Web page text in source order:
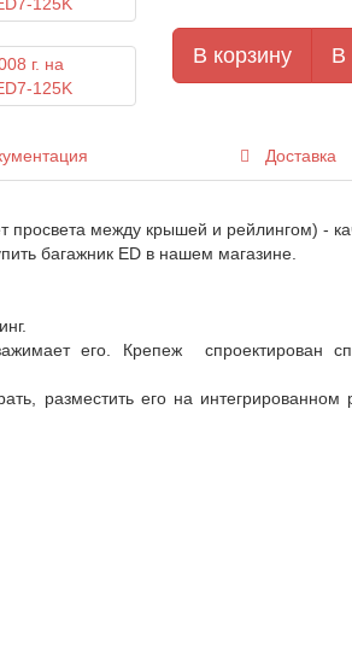
В корзину В
Доставка
между крышей и рейлингом) -
багажник ED в нашем магазине.
его. Крепеж спроектирован
разместить его на